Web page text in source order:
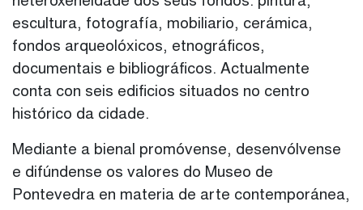
escultura, fotografía, mobiliario, cerámica,
fondos arqueolóxicos, etnográficos,
documentais e bibliográficos. Actualmente
conta con seis edificios situados no centro
histórico da cidade.
Mediante a bienal promóvense, desenvólvense
e difúndense os valores do Museo de
Pontevedra en materia de arte contemporánea,